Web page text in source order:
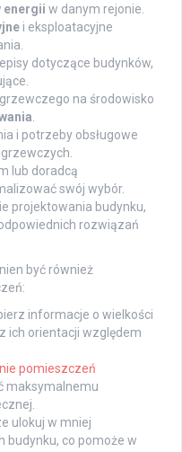
energii w danym rejonie.
i eksploatacyjne
dotyczące budynków,
na środowisko
.
i potrzeby obsługowe
lub doradcą
swój wybór.
projektowania budynku,
rozwiązań
być również
informacje o wielkości
ich orientacji względem
pomieszczeń
maksymalnemu
ulokuj w mniej
budynku, co pomoże w